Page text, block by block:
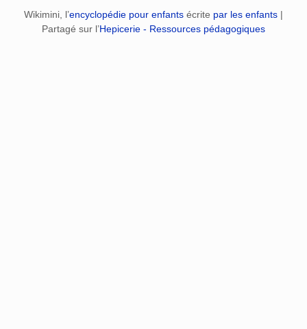
Wikimini, l’encyclopédie pour enfants écrite par les enfants |
Partagé sur l’Hepicerie - Ressources pédagogiques